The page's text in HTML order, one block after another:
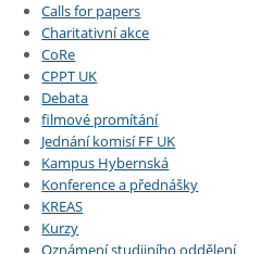
Dozvědět se více
Podat přihlášku
Dozvědět se více
Dozvědět se více
Dozvědět se více
Calls for papers
Charitativní akce
CoRe
CPPT UK
Debata
filmové promítání
Jednání komisí FF UK
Kampus Hybernská
Konference a přednášky
KREAS
Kurzy
Oznámení studijního oddělení